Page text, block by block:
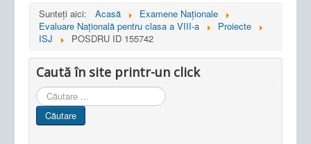
Sunteți aici: Acasă
Examene Naționale
Evaluare Națională pentru clasa a VIII-a
Proiecte
ISJ
POSDRU ID 155742
Caută în site printr-un click
Cauta
in
site
Căutare